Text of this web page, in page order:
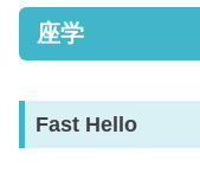
座学
Fast Hello